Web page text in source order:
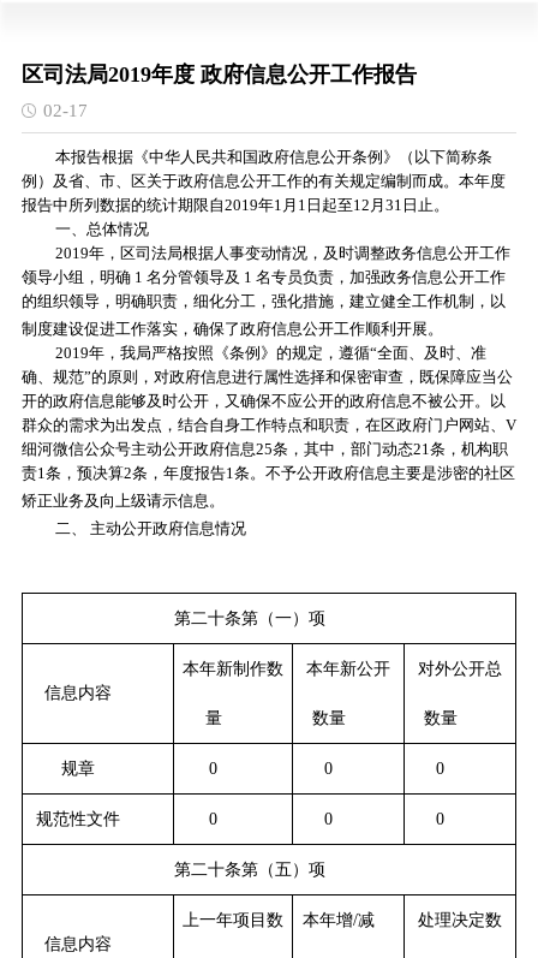
区司法局2019年度 政府信息公开工作报告
02-17
本报告根据《中华人民共和国政府信息公开条例》（以下简称条
例）及省、市、区关于政府信息公开工作的有关规定编制而成。本年度
报告中所列数据的统计期限自2019年1月1日起至12月31日止。
一、总体情况
2019年，区司法局根据人事变动情况，及时调整政务信息公开工作
领导小组，明确 1 名分管领导及 1 名专员负责， 加强政务信息公开工作
的组织领导，明确职责，细化分工，强化措施，建立健全工作机制，以
制度建设促进工作落实，确保了政府信息公开工作顺利开展。
2019年，我局严格按照《条例》的规定 ， 遵循“全面、及时、准
确、规范”的原则，对政府信息进行属性选择和保密审查，既保障应当公
开的政府信息能够及时公开，又确保不应公开的政府信息不被公开。以
群众的需求为出发点，结合自身工作特点和职责，在区政府门户网站、V
细河微信公众号主动公开政府信息25条，其中，部门动态21条，机构职
责1条，预决算2条，年度报告1条。不予公开政府信息主要是涉密的社区
矫正业务及向上级请示信息。
二、 主动公开政府信息情况
第二十条第（一）项
信息内容
本年新制作数
量
本年新公开
数量
对外公开总
数量
规章 0 0 0
规范性文件 0 0 0
第二十条第（五）项
信息内容
上一年项目数 本年增/减 处理决定数